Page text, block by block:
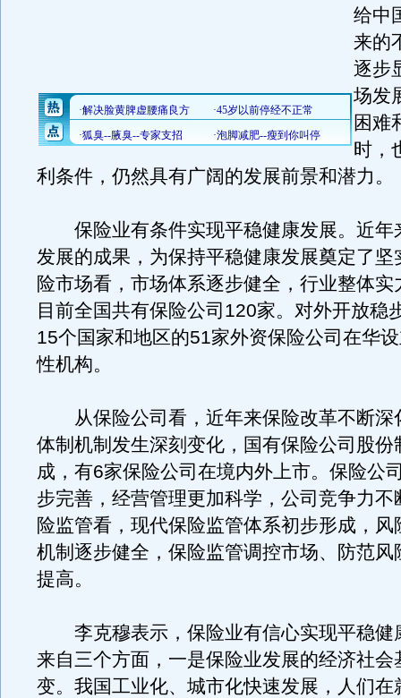
给中
来的
逐步
场发
困难
时，
利条件，仍然具有广阔的发展前景和潜力。
保险业有条件实现平稳健康发展。近年
发展的成果，为保持平稳健康发展奠定了坚
险市场看，市场体系逐步健全，行业整体实
目前全国共有保险公司120家。对外开放稳
15个国家和地区的51家外资保险公司在华
性机构。
从保险公司看，近年来保险改革不断深
体制机制发生深刻变化，国有保险公司股份
成，有6家保险公司在境内外上市。保险公
步完善，经营管理更加科学，公司竞争力不
险监管看，现代保险监管体系初步形成，风
机制逐步健全，保险监管调控市场、防范风
提高。
李克穆表示，保险业有信心实现平稳健
来自三个方面，一是保险业发展的经济社会
变。我国工业化、城市化快速发展，人们在